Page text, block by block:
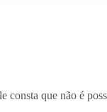
que não é